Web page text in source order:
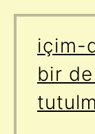
geç
içim-
bir